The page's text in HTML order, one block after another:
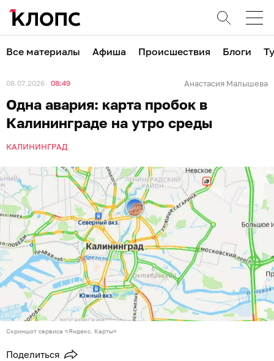
Все материалы Афиша Происшествия Блоги
08.07.2026 08:49 Анастасия Малышева
Одна авария: карта пробок в
Калининграде на утро среды
КАЛИНИНГРАД
Скриншот сервиса «Яндекс. Карты»
Поделиться